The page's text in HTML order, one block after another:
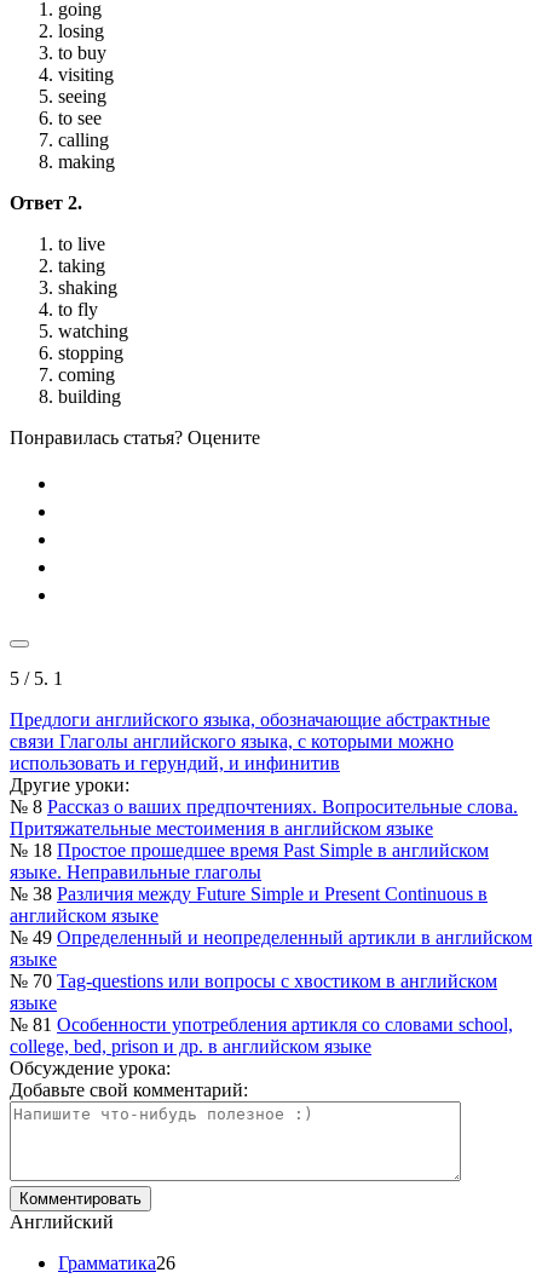
going
losing
to buy
visiting
seeing
to see
calling
making
Ответ 2.
to live
taking
shaking
to fly
watching
stopping
coming
building
Понравилась статья? Оцените
5 / 5. 1
Предлоги английского языка, обозначающие абстрактные
связи Глаголы английского языка, с которыми можно
использовать и герундий, и инфинитив
Другие уроки:
№ 8 Рассказ о ваших предпочтениях. Вопросительные слова.
Притяжательные местоимения в английском языке
№ 18 Простое прошедшее время Past Simple в английском
языке. Неправильные глаголы
№ 38 Различия между Future Simple и Present Continuous в
английском языке
№ 49 Определенный и неопределенный артикли в английском
языке
№ 70 Tag-questions или вопросы с хвостиком в английском
языке
№ 81 Особенности употребления артикля со словами school,
college, bed, prison и др. в английском языке
Обсуждение урока:
Добавьте свой комментарий:
Английский
Грамматика26